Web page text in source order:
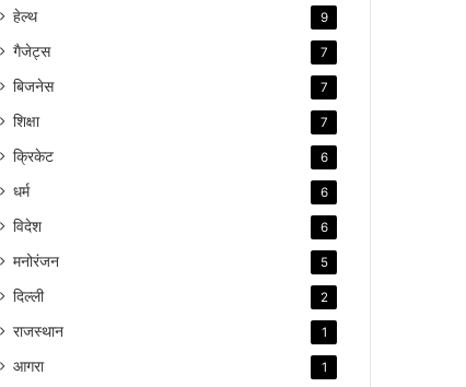
हेल्थ 9
गैजेट्स 7
बिजनेस 7
शिक्षा 7
क्रिकेट 6
धर्म 6
विदेश 6
मनोरंजन 5
दिल्ली 2
राजस्थान 1
आगरा 1